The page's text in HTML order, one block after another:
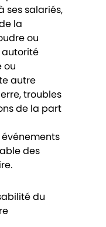
ses salariés,
la
ou
autorité
ou
autre
troubles
de la part
des
du